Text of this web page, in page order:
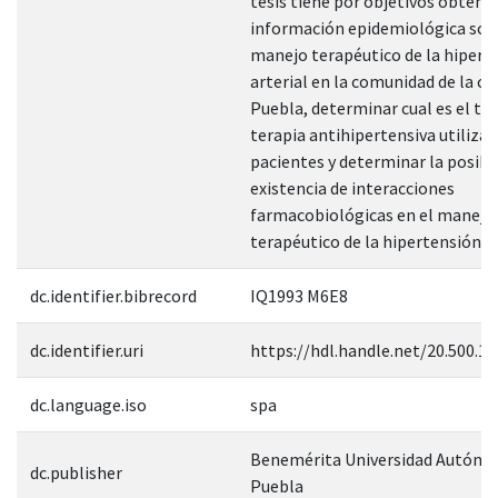
información epidemiológica
manejo terapéutico de la
arterial en la comunidad de la
Puebla, determinar cual es el
terapia antihipertensiva
pacientes y determinar la
existencia de interacciones
farmacobiológicas en el manejo
terapéutico de la hipertensión
dc.identifier.bibrecord IQ1993 M6E8
dc.identifier.uri https://hdl.handle.net/
dc.language.iso spa
dc.publisher
Benemérita Universidad
Puebla